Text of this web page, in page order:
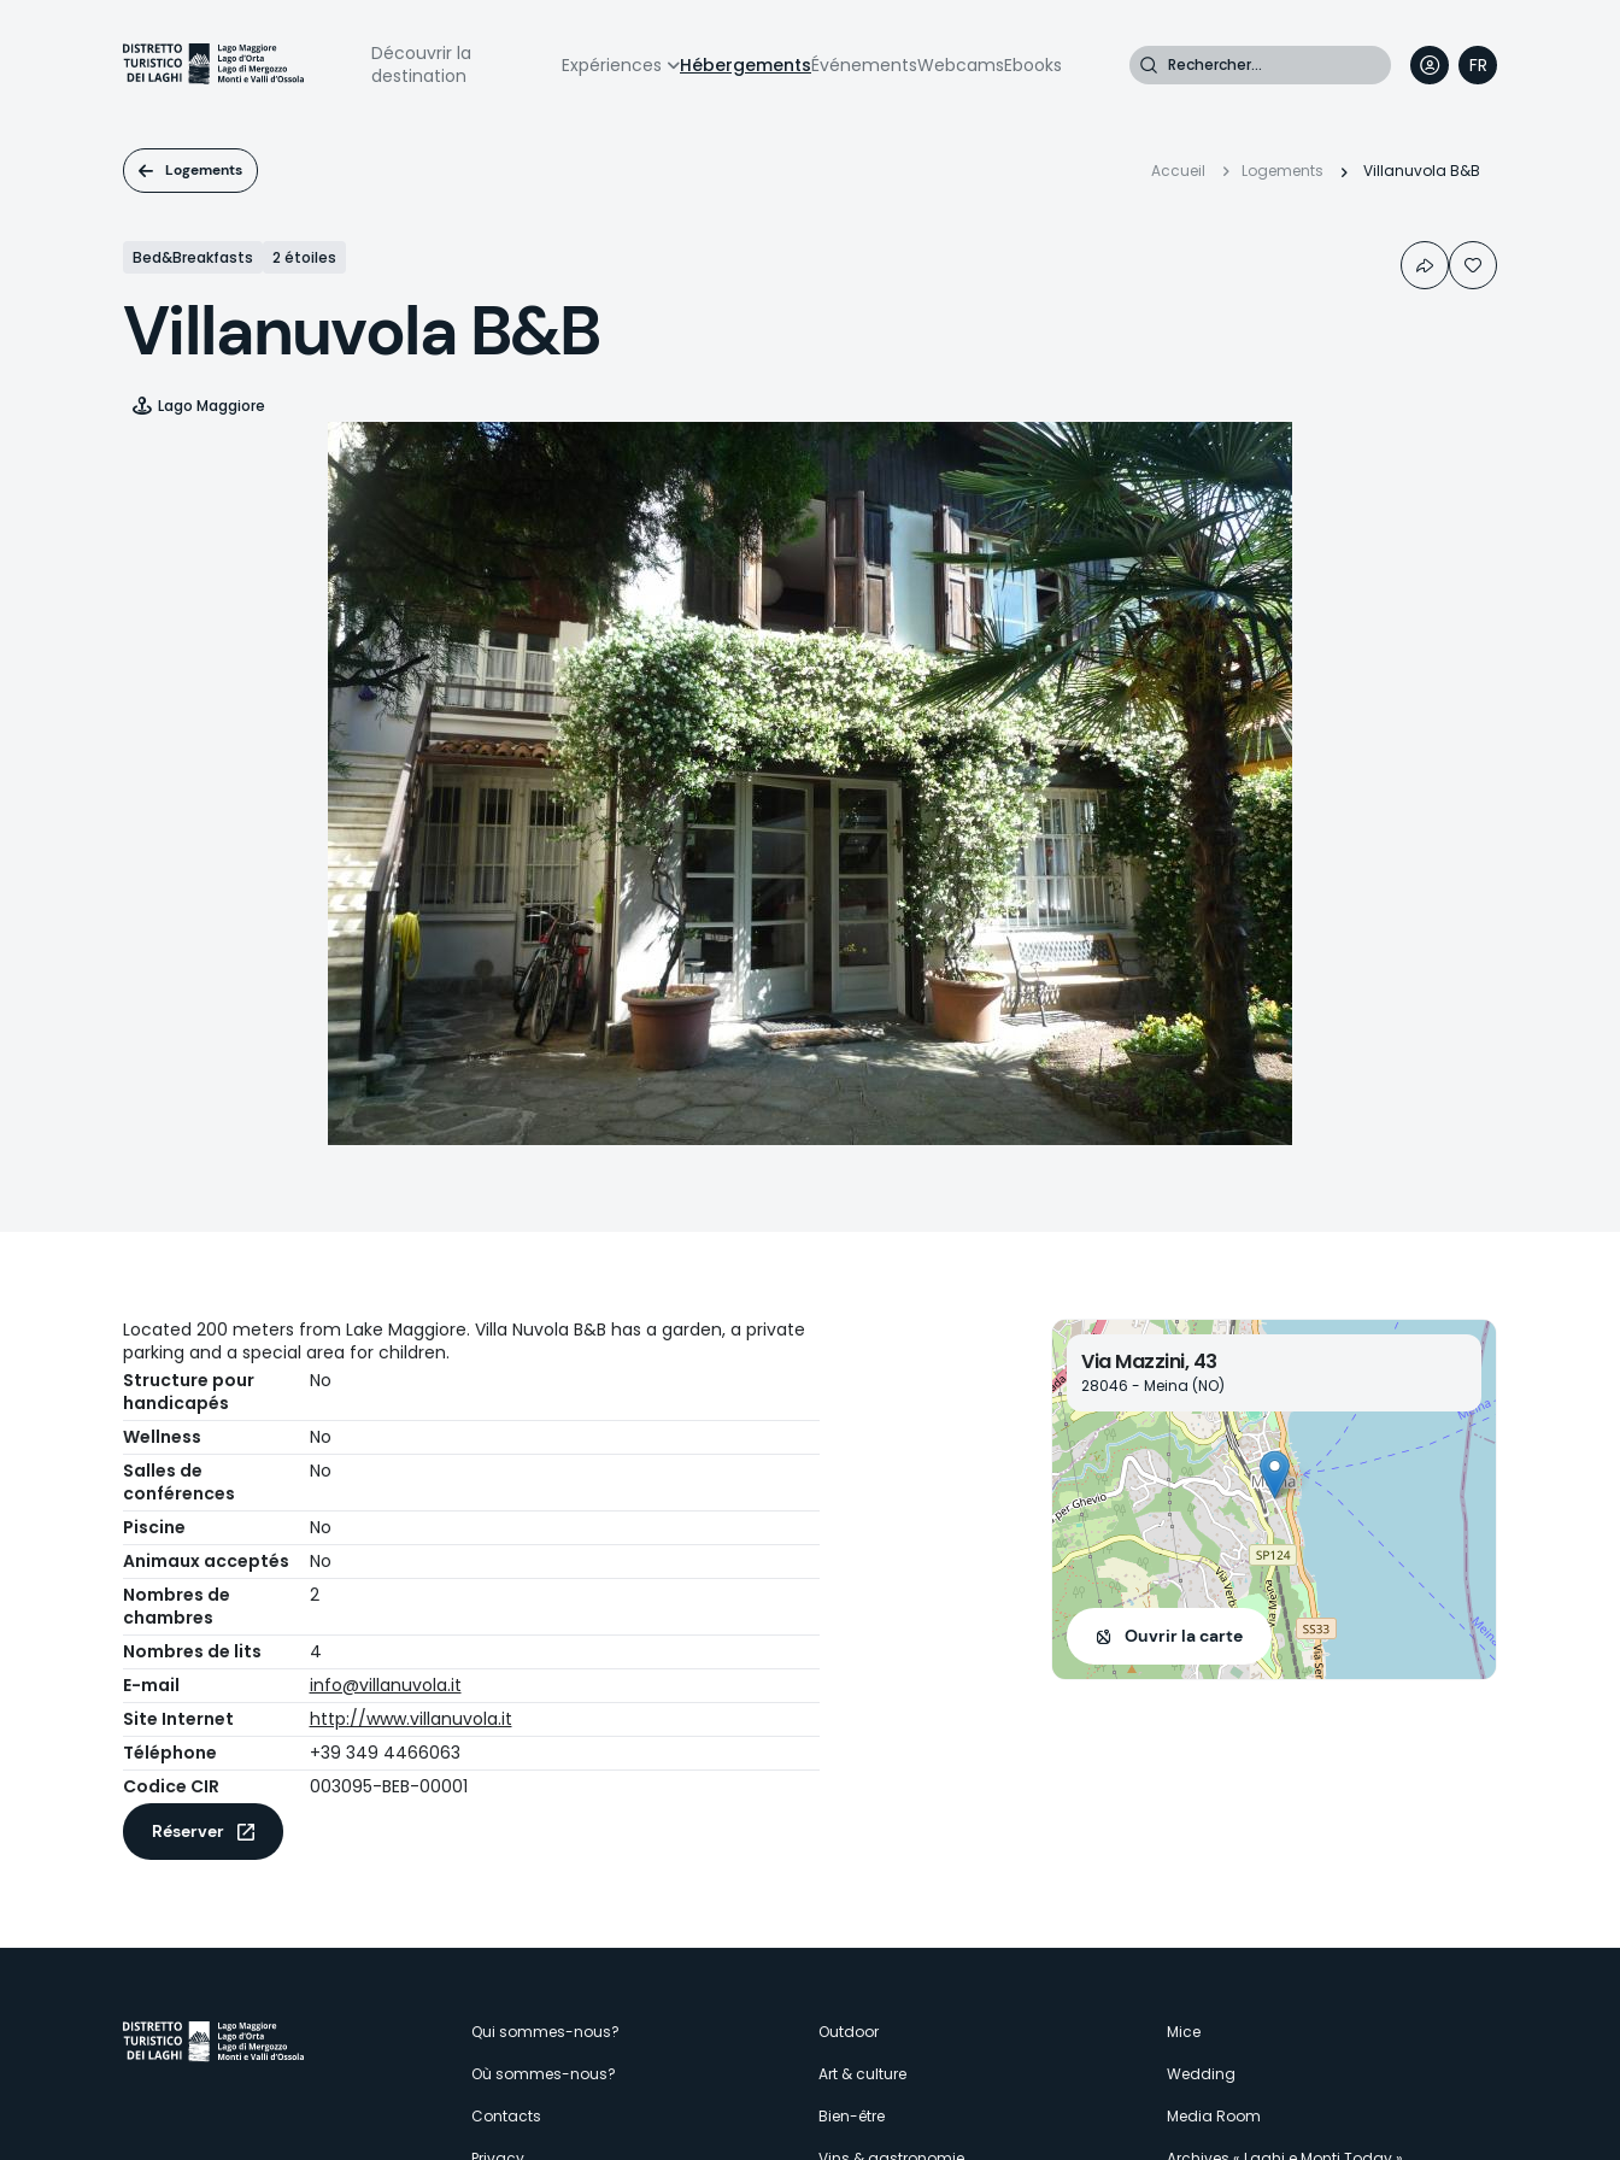
Navigazione
Découvrir la
destination
Expériences HébergementsÉvénementsWebcamsEbooks Rechercher
FR
IT
EN
DE
Logements
Fil
Accueil Logements Villanuvola B&B
Bed&Breakfasts 2 étoiles
Villanuvola B&B
Lago Maggiore
Located 200 meters from Lake Maggiore. Villa Nuvola B&B has a garden, a private
parking and a special area for children.
Structure pour
handicapés
No
Wellness
No
Salles de
conférences
No
Piscine
No
Animaux acceptés
No
Nombres de
chambres
2
Nombres de lits
4
E-mail
info@villanuvola.it
Site Internet
http://www.villanuvola.it
Téléphone
+39 349 4466063
Codice CIR
003095-BEB-00001
Réserver
Via Mazzini, 43
28046 - Meina (NO)
Ouvrir la carte
Menù
secondario
Qui sommes-nous?
Où sommes-nous?
Contacts
Outdoor
Art & culture
Bien-être
Mice
Wedding
Media Room